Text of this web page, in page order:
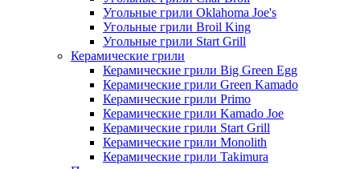
Угольные грили Oklahoma Joe's
Угольные грили Broil King
Угольные грили Start Grill
Керамические грили
Керамические грили Big Green Egg
Керамические грили Green Kamado
Керамические грили Primo
Керамические грили Kamado Joe
Керамические грили Start Grill
Керамические грили Monolith
Керамические грили Takimura